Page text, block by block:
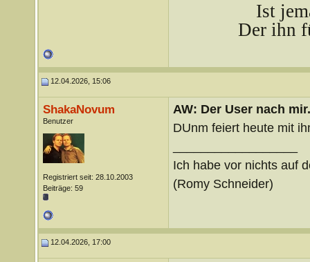
Ist
Der ihn
12.04.2026, 15:06
ShakaNovum
Benutzer
Registriert seit: 28.10.2003
Beiträge: 59
AW: Der User nach
DUnm feiert heute mit
Ich habe vor nichts auf
(Romy Schneider)
12.04.2026, 17:00